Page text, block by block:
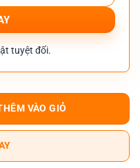
tuyệt đối.
số lượng
VÀO GIỎ